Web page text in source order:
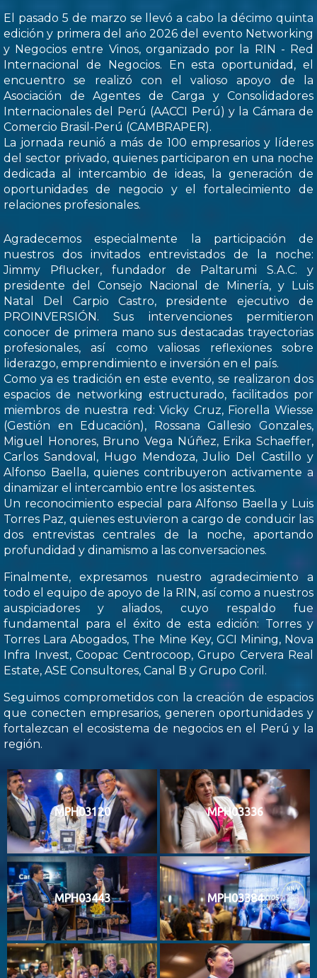
El pasado 5 de marzo se llevó a cabo la décimo quinta
edición y primera del ańo 2026 del evento Networking
y Negocios entre Vinos, organizado por la RIN - Red
Internacional de Negocios. En esta oportunidad, el
encuentro se realizó con el valioso apoyo de la
Asociación de Agentes de Carga y Consolidadores
Internacionales del Perú (AACCI Perú) y la Cámara de
Comercio Brasil-Perú (CAMBRAPER).
La jornada reunió a más de 100 empresarios y líderes
del sector privado, quienes participaron en una noche
dedicada al intercambio de ideas, la generación de
oportunidades de negocio y el fortalecimiento de
relaciones profesionales.
Agradecemos especialmente la participación de
nuestros dos invitados entrevistados de la noche:
Jimmy Pflucker, fundador de Paltarumi S.A.C. y
presidente del Consejo Nacional de Minería, y Luis
Natal Del Carpio Castro, presidente ejecutivo de
PROINVERSIÓN. Sus intervenciones permitieron
conocer de primera mano sus destacadas trayectorias
profesionales, así como valiosas reflexiones sobre
liderazgo, emprendimiento e inversión en el país.
Como ya es tradición en este evento, se realizaron dos
espacios de networking estructurado, facilitados por
miembros de nuestra red: Vicky Cruz, Fiorella Wiesse
(Gestión en Educación), Rossana Gallesio Gonzales,
Miguel Honores, Bruno Vega Núñez, Erika Schaeffer,
Carlos Sandoval, Hugo Mendoza, Julio Del Castillo y
Alfonso Baella, quienes contribuyeron activamente a
dinamizar el intercambio entre los asistentes.
Un reconocimiento especial para Alfonso Baella y Luis
Torres Paz, quienes estuvieron a cargo de conducir las
dos entrevistas centrales de la noche, aportando
profundidad y dinamismo a las conversaciones.
Finalmente, expresamos nuestro agradecimiento a
todo el equipo de apoyo de la RIN, así como a nuestros
auspiciadores y aliados, cuyo respaldo fue
fundamental para el éxito de esta edición: Torres y
Torres Lara Abogados, The Mine Key, GCI Mining, Nova
Infra Invest, Coopac Centrocoop, Grupo Cervera Real
Estate, ASE Consultores, Canal B y Grupo Coril.
Seguimos comprometidos con la creación de espacios
que conecten empresarios, generen oportunidades y
fortalezcan el ecosistema de negocios en el Perú y la
región.
MPH03120 MPH03336
MPH03443 MPH03384